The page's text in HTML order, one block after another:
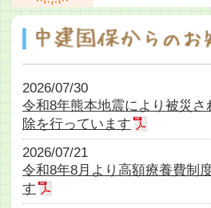
2026/07/30
令和8年熊本地震により被災
除を行っています
2026/07/21
令和8年8月より高額療養費制
す